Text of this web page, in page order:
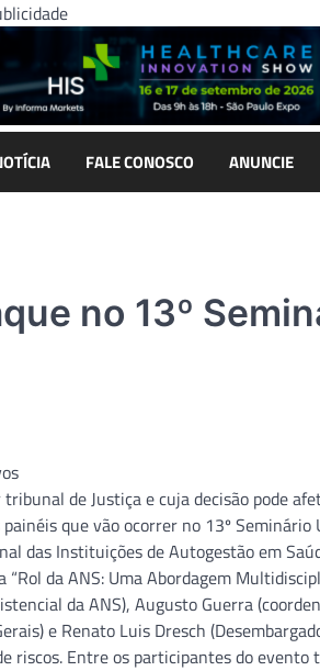
FALE CONOSCO ANUNCIE
no 13º
de Justiça e cuja decisão pode
que vão ocorrer no 13º Seminário
das Instituições de Autogestão em
da ANS: Uma Abordagem
da ANS), Augusto Guerra
e Renato Luis Dresch
riscos. Entre os participantes do evento